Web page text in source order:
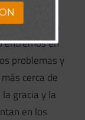
confianza
la verdadera
entremos en
problemas y
cerca de
gracia y la
en los